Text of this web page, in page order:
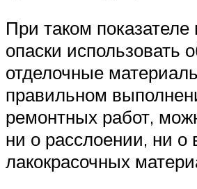
При таком
опаски использовать
отделочные
правильном
ремонтных работ,
ни о расслоении, ни о
лакокрасочных